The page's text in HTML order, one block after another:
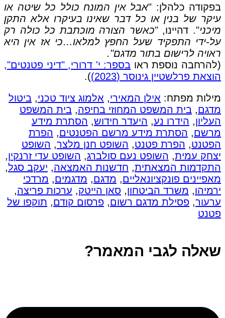
בפקודה כלהלן: "אבל אין המונח כולל כל שיטה או
עיקר של בנין או כל דבר שאינו בעיקרו אלא התקן
מיכני". דהיינו, "כאשר הצורה מוכתבת כל כולה רק
על-ידי התפקיד שעל החפץ למלאו…כי אז אין היא
ראויה לרישום בתור מדגם".
(להרחבה נוספת ראו בספר: י' דרורי, "דיני פטנטים",
הוצאת פרלשטיין גינוסר (2023)
).
מילות מפתח: אילן המאירי, אלמוג ציוד טכני, ביטול
מדגם, בית המשפט המחוזי בחיפה, בית המשפט
העליון, הידרו נע, היעדר חידוש, הסתרת מידע
מרשם, הסתרת מידע מרשם הפטנטים, הפרת
הפטנט, הפרת פטנט, השופט חנן מלצר, השופט
יצחק עמית, השופט נעם סולברג, השופט עדי זרנקין,
התקדמות המצאתית, חדשנות האמצאה, יעקב סגל,
מאפיינים פונקציונאליים, מדגם, מדגמים, מרדכי
ירמיהו, משרד הביטחון, סאן הייטק, ערכות פריצה,
ערעור, פסילת מדגם רשום, פרסום קודם, תוקפו של
פטנט
שאלה לגבי המאמר?